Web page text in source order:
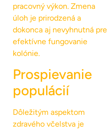
pracovný výkon. Zmena
úloh je prirodzená a
dokonca aj nevyhnutná pre
efektívne fungovanie
kolónie.
Prospievanie
populácií
Dôležitým aspektom
zdravého včelstva je